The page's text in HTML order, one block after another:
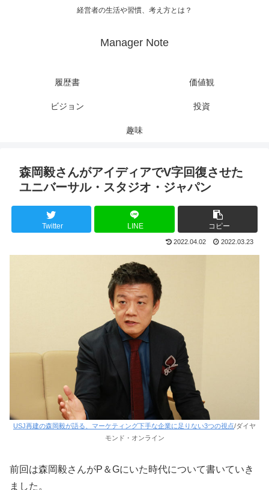
経営者の生活や習慣、考え方とは？
Manager Note
履歴書 価値観
ビジョン 投資
趣味
森岡毅さんがアイディアでV字回復させた
ユニバーサル・スタジオ・ジャパン
Twitter LINE コピー
2022.04.02 2022.03.23
USJ再建の森岡毅が語る、マーケティング下手な企業に足りない3つの視点/ダイヤ
モンド・オンライン
前回は森岡毅さんがP＆Gにいた時代について書いていき
ました。